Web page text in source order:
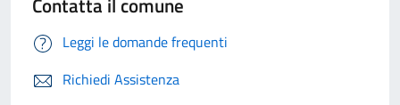
Leggi le domande frequenti
Richiedi Assistenza